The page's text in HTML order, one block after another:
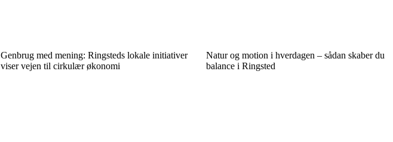
Genbrug med mening: Ringsteds lokale initiativer
viser vejen til cirkulær økonomi
Natur og motion i hverdagen – sådan skaber du
balance i Ringsted